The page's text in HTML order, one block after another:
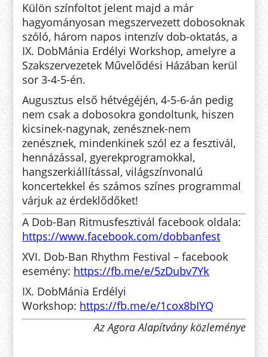
Külön színfoltot jelent majd a már
hagyományosan megszervezett dobosoknak
szóló, három napos intenzív dob-oktatás, a
IX. DobMánia Erdélyi Workshop, amelyre a
Szakszervezetek Művelődési Házában kerül
sor 3-4-5-én.
Augusztus első hétvégéjén, 4-5-6-án pedig
nem csak a dobosokra gondoltunk, hiszen
kicsinek-nagynak, zenésznek-nem
zenésznek, mindenkinek szól ez a fesztivál,
hennázással, gyerekprogramokkal,
hangszerkiállítással, világszínvonalú
koncertekkel és számos színes programmal
várjuk az érdeklődőket!
A Dob-Ban Ritmusfesztivál facebook oldala:
https://www.facebook.com/dobbanfest
XVI. Dob-Ban Rhythm Festival – facebook
esemény: https://fb.me/e/5zDubv7Yk
IX. DobMánia Erdélyi
Workshop: https://fb.me/e/1cox8bIYQ
Az Agora Alapítvány közleménye